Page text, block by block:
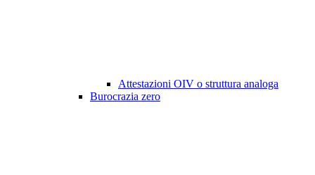
Attestazioni OIV o struttura analoga
Burocrazia zero